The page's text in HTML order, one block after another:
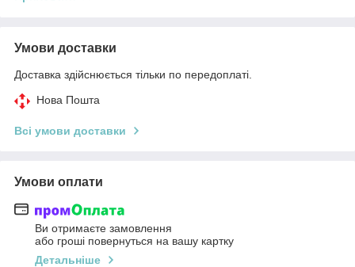
Умови доставки
Доставка здійснюється тільки по передоплаті.
Нова Пошта
Всі умови доставки
Умови оплати
Ви отримаєте замовлення
або гроші повернуться на вашу картку
Детальніше